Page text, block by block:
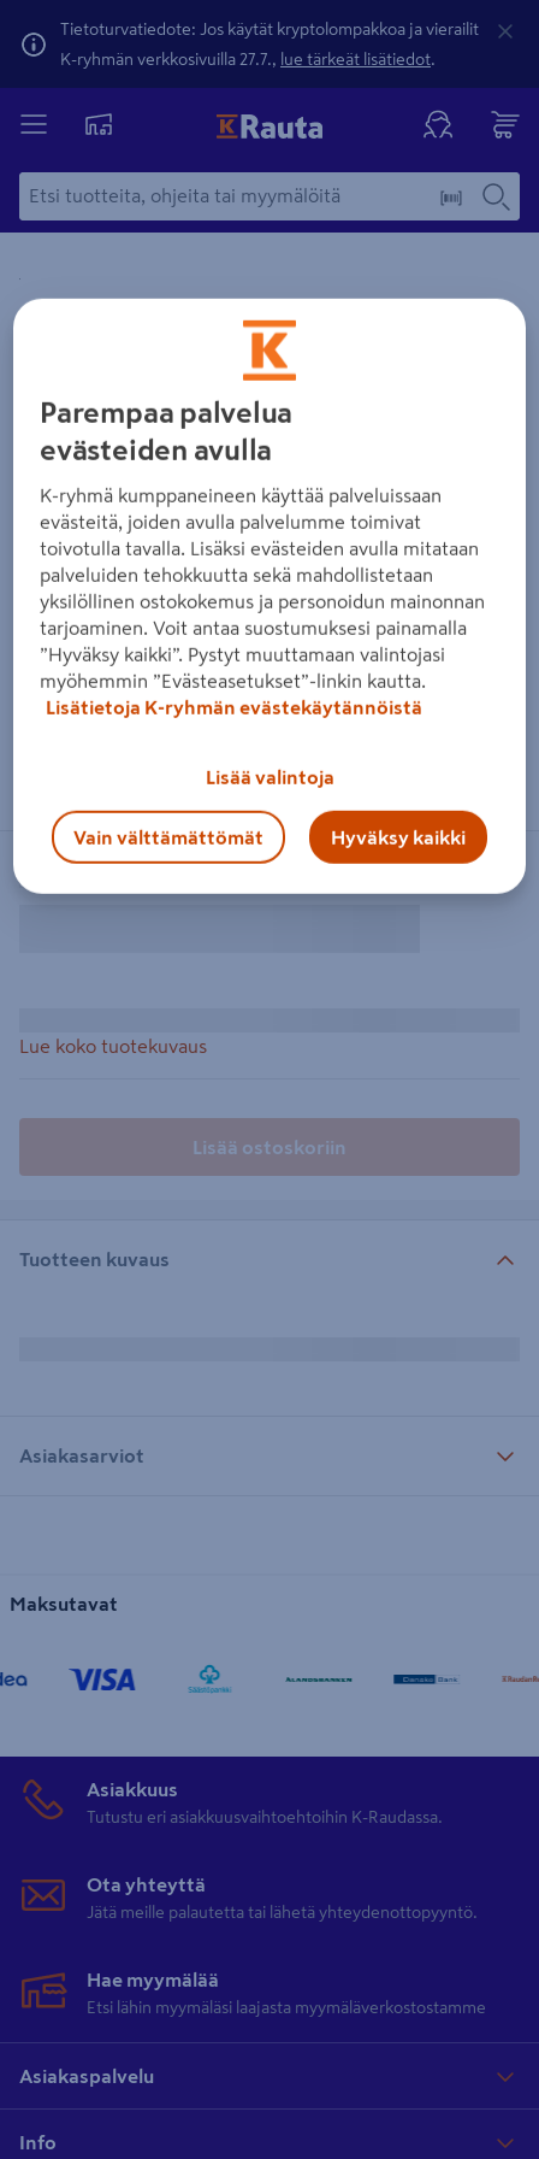
Tietoturvatiedote: Jos käytät kryptolompakkoa ja vierailit
K-ryhmän verkkosivuilla 27.7., lue tärkeät lisätiedot.
Yksityiskohtainen kuvaus löytyy Tuotteen kuvaus -
Zoomaa kuvaa sormilla kosketusnäytöllä
Lue koko tuotekuvaus
Lisää ostoskoriin
Tuotteen kuvaus
Asiakasarviot
Maksutavat
Asiakkuus
Tutustu eri asiakkuusvaihtoehtoihin K-Raudassa.
Ota yhteyttä
Jätä meille palautetta tai lähetä yhteydenottopyyntö.
Hae myymälää
Etsi lähin myymäläsi laajasta myymäläverkostostamme
Asiakaspalvelu
Info
Parempaa palvelua
evästeiden avulla
K-ryhmä kumppaneineen käyttää palveluissaan
evästeitä, joiden avulla palvelumme toimivat
toivotulla tavalla. Lisäksi evästeiden avulla mitataan
palveluiden tehokkuutta sekä mahdollistetaan
yksilöllinen ostokokemus ja personoidun mainonnan
tarjoaminen. Voit antaa suostumuksesi painamalla
”Hyväksy kaikki”. Pystyt muuttamaan valintojasi
myöhemmin ”Evästeasetukset”-linkin kautta.
Lisätietoja K-ryhmän evästekäytännöistä
Lisää valintoja
Vain välttämättömät Hyväksy kaikki